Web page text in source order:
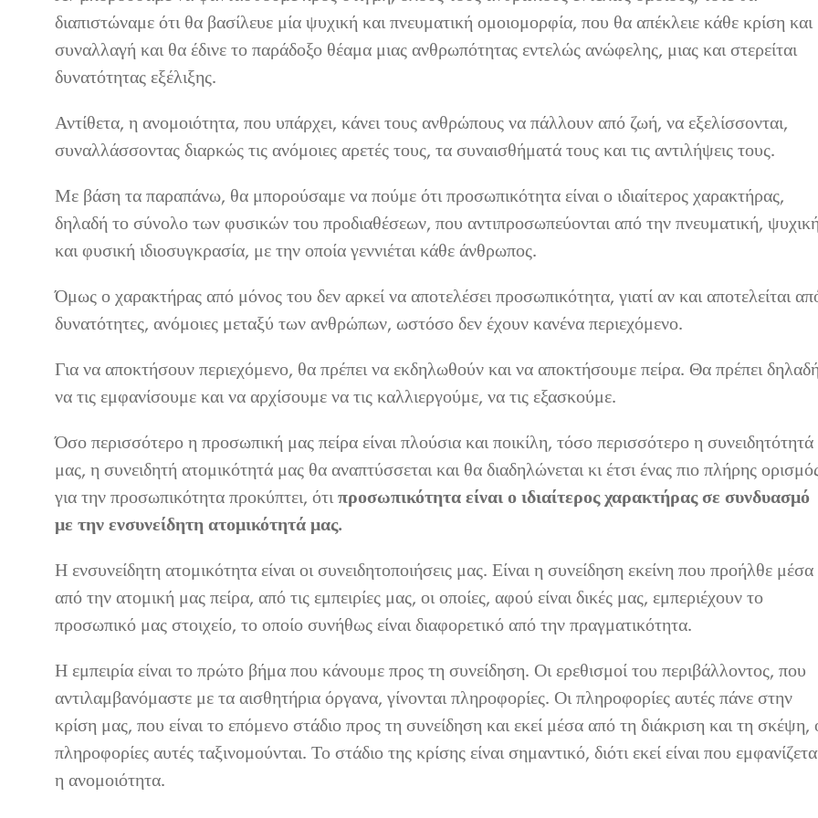
διαπιστώναμε ότι θα βασίλευε μία ψυχική και πνευματική ομοιομορφία, που θα απέκλειε κάθε κρίση και
συναλλαγή και θα έδινε το παράδοξο θέαμα μιας ανθρωπότητας εντελώς ανώφελης, μιας και στερείται
δυνατότητας εξέλιξης.
Αντίθετα, η ανομοιότητα, που υπάρχει, κάνει τους ανθρώπους να πάλλουν από ζωή, να εξελίσσονται,
συναλλάσσοντας διαρκώς τις ανόμοιες αρετές τους, τα συναισθήματά τους και τις αντιλήψεις τους.
Με βάση τα παραπάνω, θα μπορούσαμε να πούμε ότι προσωπικότητα είναι ο ιδιαίτερος χαρακτήρας,
δηλαδή το σύνολο των φυσικών του προδιαθέσεων, που αντιπροσωπεύονται από την πνευματική, ψυχική
και φυσική ιδιοσυγκρασία, με την οποία γεννιέται κάθε άνθρωπος.
Όμως ο χαρακτήρας από μόνος του δεν αρκεί να αποτελέσει προσωπικότητα, γιατί αν και αποτελείται
δυνατότητες, ανόμοιες μεταξύ των ανθρώπων, ωστόσο δεν έχουν κανένα περιεχόμενο.
Για να αποκτήσουν περιεχόμενο, θα πρέπει να εκδηλωθούν και να αποκτήσουμε πείρα. Θα πρέπει δηλαδή
να τις εμφανίσουμε και να αρχίσουμε να τις καλλιεργούμε, να τις εξασκούμε.
Όσο περισσότερο η προσωπική μας πείρα είναι πλούσια και ποικίλη, τόσο περισσότερο η συνειδητότητά
μας, η συνειδητή ατομικότητά μας θα αναπτύσσεται και θα διαδηλώνεται κι έτσι ένας πιο πλήρης
για την προσωπικότητα προκύπτει, ότιπροσωπικότητα είναι ο ιδιαίτερος χαρακτήρας σε συνδυασμό
με την ενσυνείδητη ατομικότητά μας.
Η ενσυνείδητη ατομικότητα είναι οι συνειδητοποιήσεις μας. Είναι η συνείδηση εκείνη που προήλθε μέσα
από την ατομική μας πείρα, από τις εμπειρίες μας, οι οποίες, αφού είναι δικές μας, εμπεριέχουν το
προσωπικό μας στοιχείο, το οποίο συνήθως είναι διαφορετικό από την πραγματικότητα.
Η εμπειρία είναι το πρώτο βήμα που κάνουμε προς τη συνείδηση. Οι ερεθισμοί του περιβάλλοντος, που
αντιλαμβανόμαστε με τα αισθητήρια όργανα, γίνονται πληροφορίες. Οι πληροφορίες αυτές πάνε στην
κρίση μας, που είναι το επόμενο στάδιο προς τη συνείδηση και εκεί μέσα από τη διάκριση και τη σκέψη,
πληροφορίες αυτές ταξινομούνται. Το στάδιο της κρίσης είναι σημαντικό, διότι εκεί είναι που
η ανομοιότητα.